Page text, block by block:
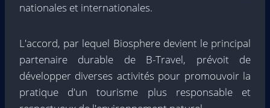
nationales et internationales.
L'accord, par lequel Biosphere devient le principal
partenaire durable de B-Travel, prévoit de
développer diverses activités pour promouvoir la
pratique d'un tourisme plus responsable et